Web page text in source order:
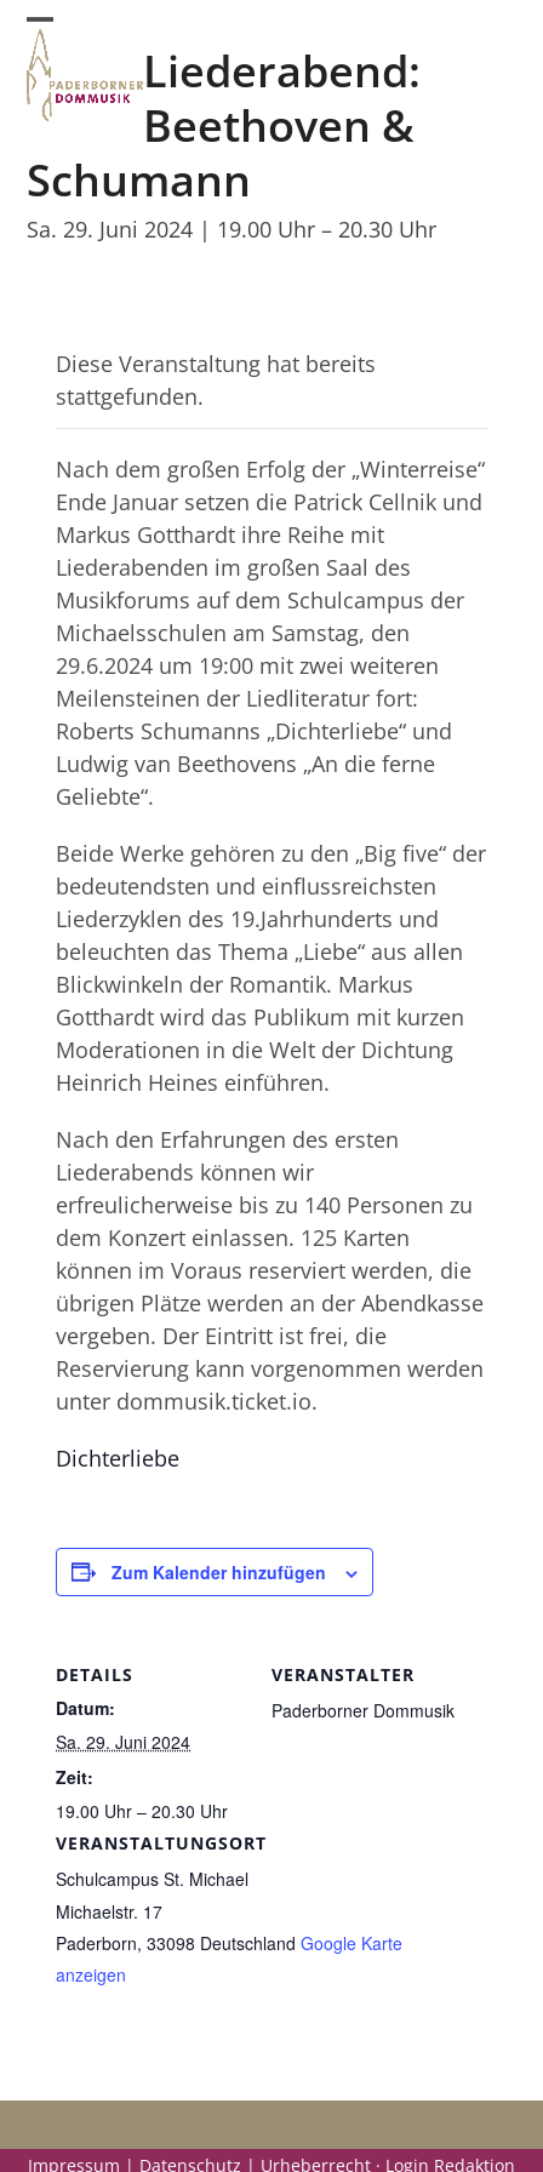
Skip
content
Open
mobile
menu
Close
mobile
menu
Liederabend:
Beethoven &
Schumann
Sa. 29. Juni 2024 | 19.00 Uhr – 20.30 Uhr
Diese Veranstaltung hat bereits
stattgefunden.
Nach dem großen Erfolg der „Winterreise“
Ende Januar setzen die Patrick Cellnik und
Markus Gotthardt ihre Reihe mit
Liederabenden im großen Saal des
Musikforums auf dem Schulcampus der
Michaelsschulen am Samstag, den
29.6.2024 um 19:00 mit zwei weiteren
Meilensteinen der Liedliteratur fort:
Roberts Schumanns „Dichterliebe“ und
Ludwig van Beethovens „An die ferne
Geliebte“.
Beide Werke gehören zu den „Big five“ der
bedeutendsten und einflussreichsten
Liederzyklen des 19.Jahrhunderts und
beleuchten das Thema „Liebe“ aus allen
Blickwinkeln der Romantik. Markus
Gotthardt wird das Publikum mit kurzen
Moderationen in die Welt der Dichtung
Heinrich Heines einführen.
Nach den Erfahrungen des ersten
Liederabends können wir
erfreulicherweise bis zu 140 Personen zu
dem Konzert einlassen. 125 Karten
können im Voraus reserviert werden, die
übrigen Plätze werden an der Abendkasse
vergeben. Der Eintritt ist frei, die
Reservierung kann vorgenommen werden
unter dommusik.ticket.io.
Dichterliebe
Zum Kalender hinzufügen
DETAILS
Datum:
Sa. 29. Juni 2024
Zeit:
19.00 Uhr – 20.30 Uhr
VERANSTALTUNGSORT
Schulcampus St. Michael
Michaelstr. 17
Paderborn, 33098 Deutschland Google Karte
anzeigen
VERANSTALTER
Paderborner Dommusik
Impressum | Datenschutz | Urheberrecht · Login Redaktion